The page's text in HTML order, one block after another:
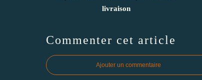
livraison
Commenter cet article
Ajouter un commentaire